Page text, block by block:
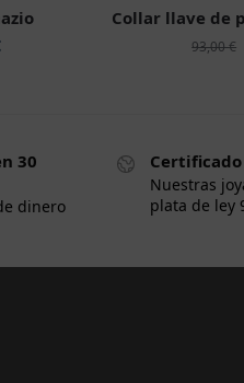
Collar llave de
93,00€
30
dinero
Nuestras
plata de ley